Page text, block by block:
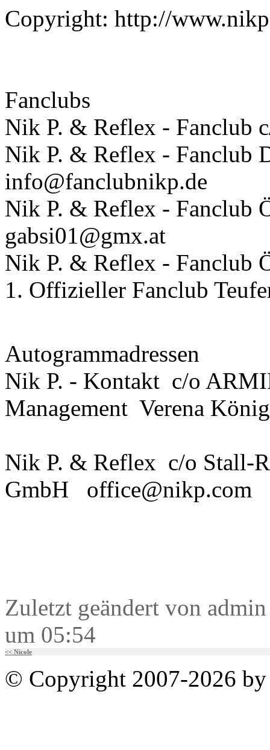
Copyright: http://
Fanclubs
Nik P. & Reflex -
Nik P. & Reflex - Fanclub
info@fanclubnikp.de
Nik P. & Reflex - Fanclub
gabsi01@gmx.at
Nik P. & Reflex - Fanclub
1. Offizieller Fanclub
Autogrammadressen
Nik P. - Kontakt c/o
Management Verena
Nik P. & Reflex c/o Stall-
GmbH office@nikp.com
Zuletzt geändert von
um 05:54
<< Nicole
© Copyright 2007-2026 by